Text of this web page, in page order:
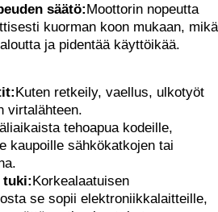
säätö:Moottorin nopeutta
kuorman koon mukaan, mikä
ja pidentää käyttöikää.
Kuten retkeily, vaellus, ulkotyöt
virtalähteen.
tehoapua kodeille,
kaupoille sähkökatkojen tai
tuki:Korkealaatuisen
se sopii elektroniikkalaitteille,